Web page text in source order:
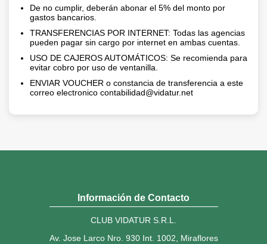
De no cumplir, deberán abonar el 5% del monto por
gastos bancarios.
TRANSFERENCIAS POR INTERNET: Todas las agencias
pueden pagar sin cargo por internet en ambas cuentas.
USO DE CAJEROS AUTOMÁTICOS: Se recomienda para
evitar cobro por uso de ventanilla.
ENVIAR VOUCHER o constancia de transferencia a este
correo electronico contabilidad@vidatur.net
Información de Contacto
CLUB VIDATUR S.R.L.
Av. Jose Larco Nro. 930 Int. 1002, Miraflores